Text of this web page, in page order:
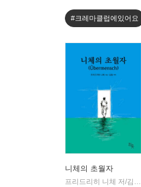
#크레마클럽에있어요
니체의 초월자
프리드리히 니체 저/김철 편역